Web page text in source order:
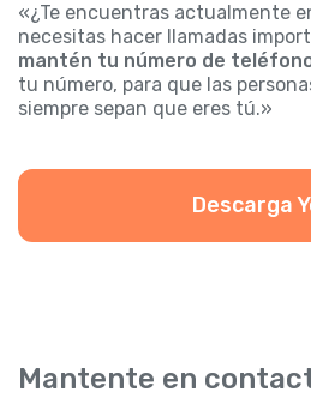
«¿Te encuentras actualmente
necesitas hacer llamadas
mantén tu número de
tu número, para que las
siempre sepan que eres tú.»
Descarga
Mantente en